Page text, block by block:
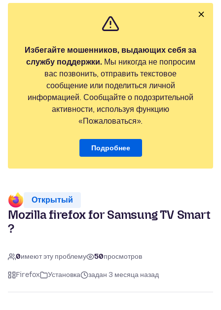
Избегайте мошенников, выдающих себя за
службу поддержки.Мы никогда не попросим
вас позвонить, отправить текстовое
сообщение или поделиться личной
информацией. Сообщайте о подозрительной
активности, используя функцию
«Пожаловаться».
Подробнее
Открытый
Mozilla firefox for Samsung TV Smart
?
0имеют эту проблему 50просмотров
Firefox Установка задан 3 месяца назад